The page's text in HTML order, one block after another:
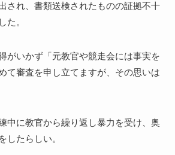
され、書類送検されたものの証拠不十
た。
がいかず「元教官や競走会には事実を
て審査を申し立てますが、その思いは
中に教官から繰り返し暴力を受け、奥
したらしい。